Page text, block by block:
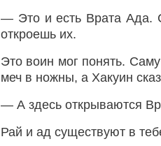
— Это и есть Врата Ада.
откроешь их.
Это воин мог понять.
меч в ножны, а Хакуин
— А здесь открываются
Рай и ад существуют в